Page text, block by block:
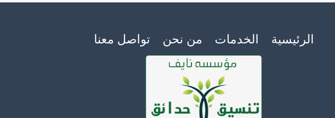
الرئيسية الخدمات من نحن تواصل معنا